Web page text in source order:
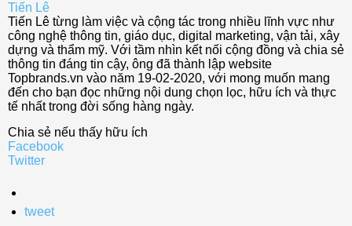
Tiến Lê
Tiến Lê từng làm việc và cộng tác trong nhiều lĩnh vực như
công nghệ thông tin, giáo dục, digital marketing, vận tải, xây
dựng và thẩm mỹ. Với tầm nhìn kết nối cộng đồng và chia sẻ
thông tin đáng tin cậy, ông đã thành lập website
Topbrands.vn vào năm 19-02-2020, với mong muốn mang
đến cho bạn đọc những nội dung chọn lọc, hữu ích và thực
tế nhất trong đời sống hàng ngày.
Chia sẻ nếu thấy hữu ích
Facebook
Twitter
tweet